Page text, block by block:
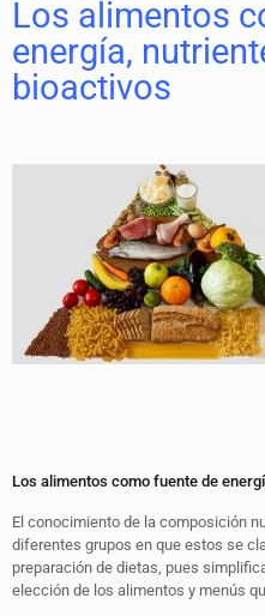
Los alimentos
energía,
bioactivos
Los alimentos como fuente de
El conocimiento de la composición
diferentes grupos en que estos se
preparación de dietas, pues
elección de los alimentos y menús